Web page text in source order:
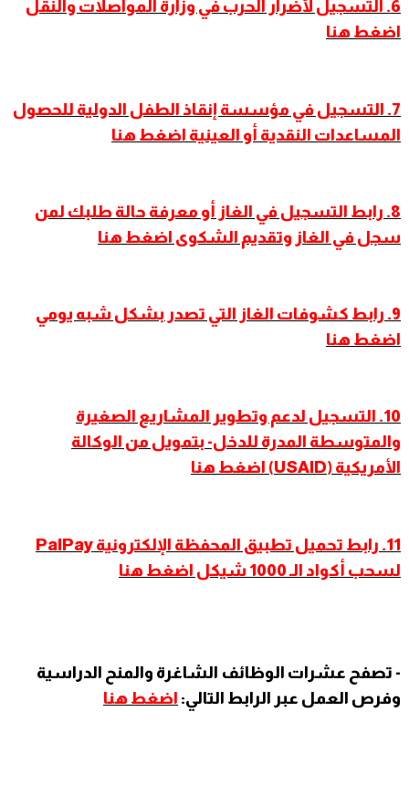
6. التسجيل لأضرار الحرب في وزارة المواصلات والنقل
اضغط هنا
7. التسجيل في مؤسسة إنقاذ الطفل الدولية للحصول
المساعدات النقدية أو العينية اضغط هنا
8. رابط التسجيل في الغاز أو معرفة حالة طلبك لمن
سجل في الغاز وتقديم الشكوى اضغط هنا
9
. رابط كشوفات الغاز التي تصدر بشكل شبه يومي
اضغط هنا
10. التسجيل لدعم وتطوير المشاريع الصغيرة
والمتوسطة المدرة للدخل- بتمويل من الوكالة
الأمريكية (USAID) اضغط هنا
11. رابط تحميل تطبيق المحفظة الإلكترونية PalPay
لسحب أكواد الـ 1000 شيكل اضغط هنا
- تصفح عشرات الوظائف الشاغرة والمنح الدراسية
وفرص العمل عبر الرابط التالي: اضغط هنا